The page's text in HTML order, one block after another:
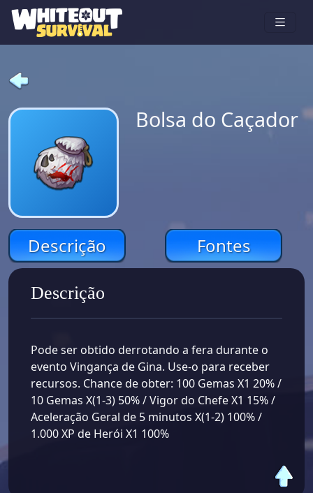
Bolsa do Caçador
Descrição Fontes
Descrição
Pode ser obtido derrotando a fera durante o
evento Vingança de Gina. Use-o para receber
recursos. Chance de obter: 100 Gemas X1 20% /
10 Gemas X(1-3) 50% / Vigor do Chefe X1 15% /
Aceleração Geral de 5 minutos X(1-2) 100% /
1.000 XP de Herói X1 100%